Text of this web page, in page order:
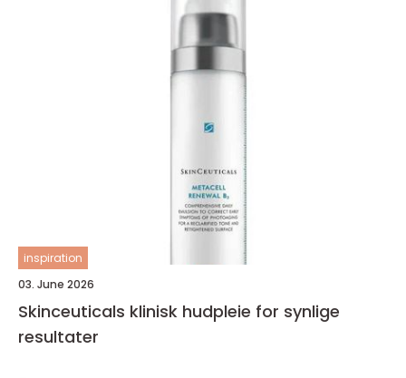
inspiration
03. June 2026
Skinceuticals klinisk hudpleie for synlige
resultater